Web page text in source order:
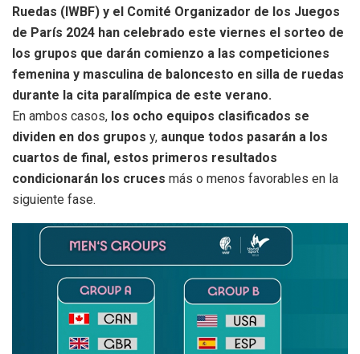
Ruedas (IWBF) y el Comité Organizador de los Juegos
de París 2024 han celebrado este viernes el sorteo de
los grupos que darán comienzo a las competiciones
femenina y masculina de baloncesto en silla de ruedas
durante la cita paralímpica de este verano.
En ambos casos, los ocho equipos clasificados se
dividen en dos grupos y, aunque todos pasarán a los
cuartos de final, estos primeros resultados
condicionarán los cruces más o menos favorables en la
siguiente fase.